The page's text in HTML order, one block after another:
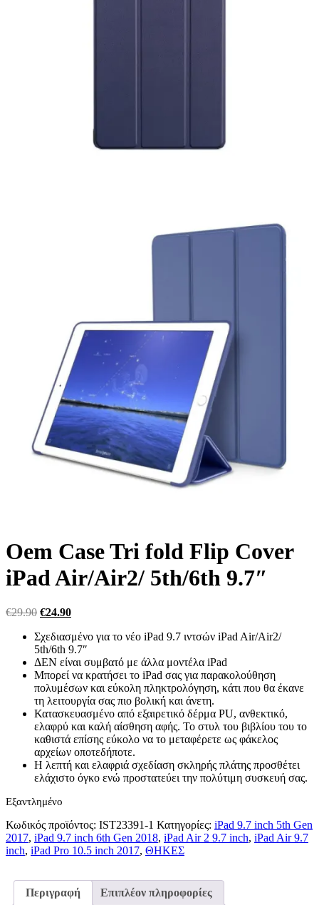
Oem Case Tri fold Flip Cover
iPad Air/Air2/ 5th/6th 9.7″
€29.90 Original
was:
€29.90.
€24.90Η
τιμή
είναι:
€24.90.
Σχεδιασμένο για το νέο iPad 9.7 ιντσών iPad Air/Air2/
5th/6th 9.7″
ΔΕΝ είναι συμβατό με άλλα μοντέλα iPad
Μπορεί να κρατήσει το iPad σας για παρακολούθηση
πολυμέσων και εύκολη πληκτρολόγηση, κάτι που θα έκανε
τη λειτουργία σας πιο βολική και άνετη.
Κατασκευασμένο από εξαιρετικό δέρμα PU, ανθεκτικό,
ελαφρύ και καλή αίσθηση αφής. Το στυλ του βιβλίου του το
καθιστά επίσης εύκολο να το μεταφέρετε ως φάκελος
αρχείων οποτεδήποτε.
Η λεπτή και ελαφριά σχεδίαση σκληρής πλάτης προσθέτει
ελάχιστο όγκο ενώ προστατεύει την πολύτιμη συσκευή σας.
Εξαντλημένο
Κωδικός προϊόντος: IST23391-1 Κατηγορίες: iPad 9.7 inch 5th Gen
2017, iPad 9.7 inch 6th Gen 2018, iPad Air 2 9.7 inch, iPad Air 9.7
inch, iPad Pro 10.5 inch 2017, ΘΗΚΕΣ
Περιγραφή Επιπλέον πληροφορίες